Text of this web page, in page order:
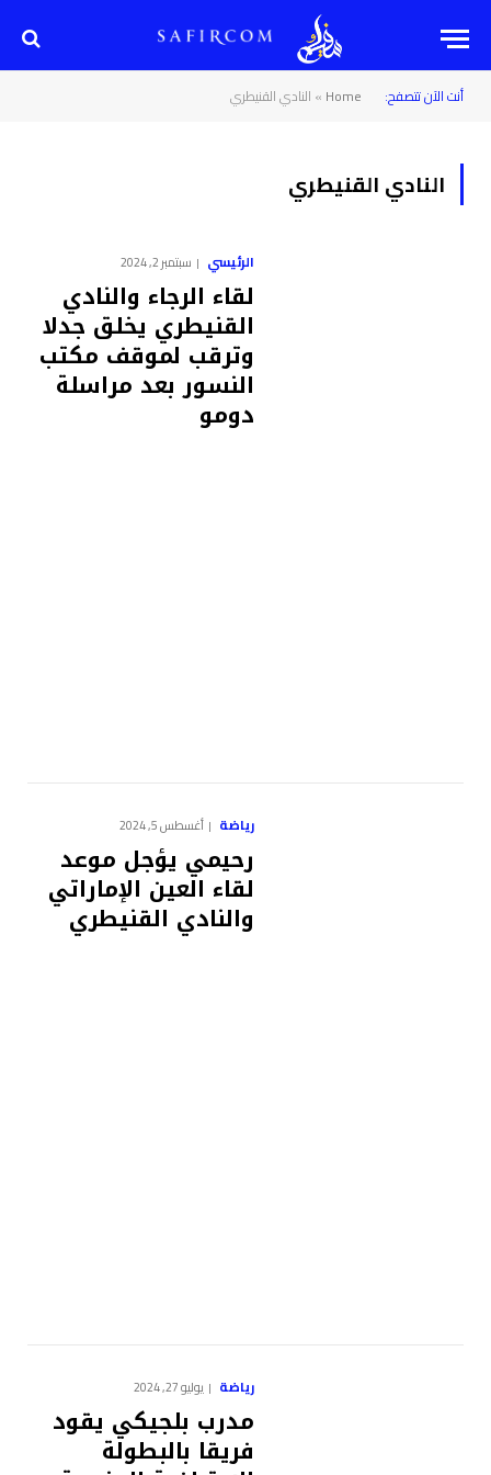
أنت الآن تتصفح: Home
» النادي القنيطري
النادي القنيطري
الرئيسي سبتمبر 2, 2024
‎لقاء الرجاء والنادي
القنيطري يخلق جدلا
وترقب لموقف مكتب
النسور بعد مراسلة
دومو
رياضة أغسطس 5, 2024
رحيمي يؤجل موعد
لقاء العين الإماراتي
والنادي القنيطري
رياضة يوليو 27, 2024
مدرب بلجيكي يقود
فريقا بالبطولة